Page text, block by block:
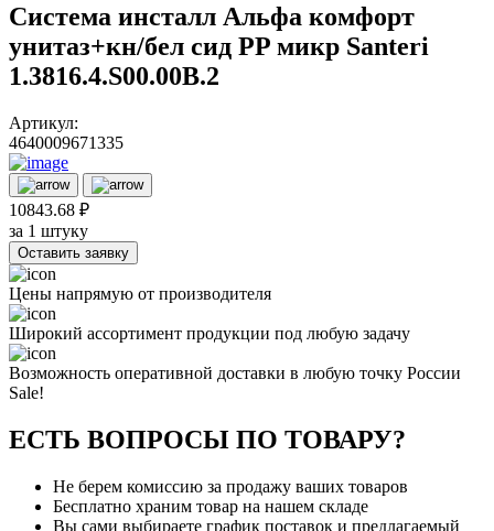
Система инсталл Альфа комфорт
унитаз+кн/бел сид PP микр Santeri
1.3816.4.S00.00B.2
Артикул:
4640009671335
10843.68 ₽
за 1 штуку
Оставить заявку
Цены напрямую от производителя
Широкий ассортимент продукции под любую задачу
Возможность оперативной доставки в любую точку России
Sale!
ЕСТЬ ВОПРОСЫ ПО ТОВАРУ?
Не берем комиссию за продажу ваших товаров
Бесплатно храним товар на нашем складе
Вы сами выбираете график поставок и предлагаемый